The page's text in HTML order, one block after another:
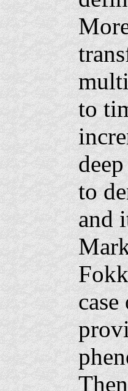
to
to
and